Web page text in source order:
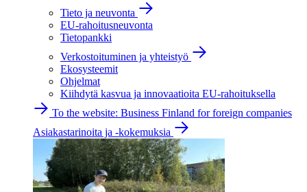
Tieto ja neuvonta
EU-rahoitusneuvonta
Tietopankki
Verkostoituminen ja yhteistyö
Ekosysteemit
Ohjelmat
Kiihdytä kasvua ja innovaatioita EU-rahoituksella
To the website: Business Finland for foreign companies
Asiakastarinoita ja -kokemuksia